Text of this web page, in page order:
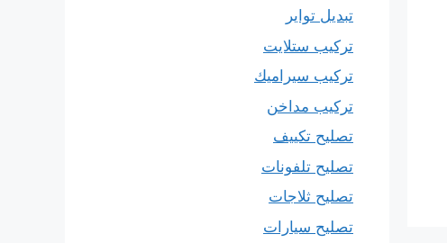
تبديل تواير
تركيب ستلايت
تركيب سيراميك
تركيب مداخن
تصليح تكييف
تصليح تلفونات
تصليح ثلاجات
تصليح سيارات